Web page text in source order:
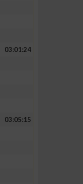
03:01:24
03:05:15